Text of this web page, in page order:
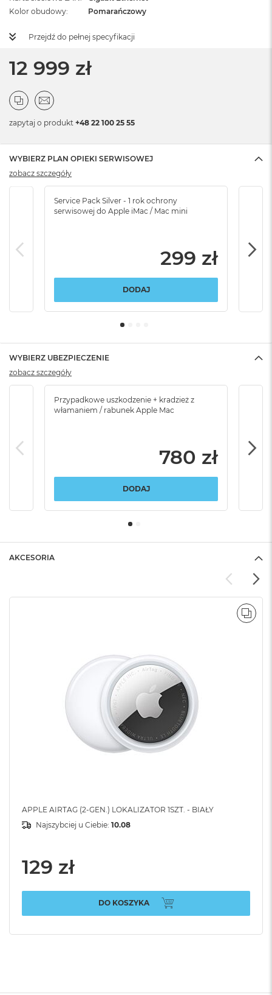
Kolor obudowy
Pomarańczowy
Przejdź do pełnej specyfikacji
12 999 zł
zapytaj o produkt +48 22 100 25 55
WYBIERZ PLAN OPIEKI SERWISOWEJ
Service Pack Silver - 1 rok ochrony
serwisowej do Apple iMac / Mac mini
299 zł
DODAJ
zobacz szczegóły
WYBIERZ UBEZPIECZENIE
Przypadkowe uszkodzenie + kradzież z
włamaniem / rabunek Apple Mac
780 zł
DODAJ
zobacz szczegóły
AKCESORIA
APPLE AIRTAG (2-GEN.) LOKALIZATOR 1SZT. - BIAŁY
Najszybciej u Ciebie: 10.08
129 zł
DO KOSZYKA